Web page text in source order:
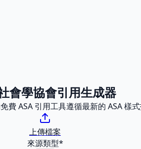
會學協會引用生成器
ASA 引用工具遵循最新的 ASA 樣
上傳檔案
來源類型*